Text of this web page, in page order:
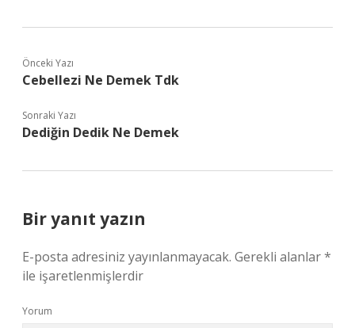
Önceki Yazı
Cebellezi Ne Demek Tdk
Sonraki Yazı
Dediğin Dedik Ne Demek
Bir yanıt yazın
E-posta adresiniz yayınlanmayacak. Gerekli alanlar*
ile işaretlenmişlerdir
Yorum